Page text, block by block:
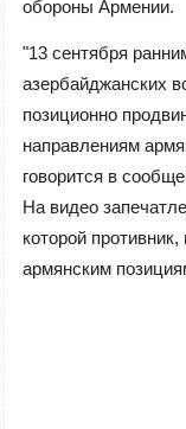
обороны Армении.
"13 сентября
азербайджанских
позиционно
направлениям
говорится в
На видео
которой
армянским